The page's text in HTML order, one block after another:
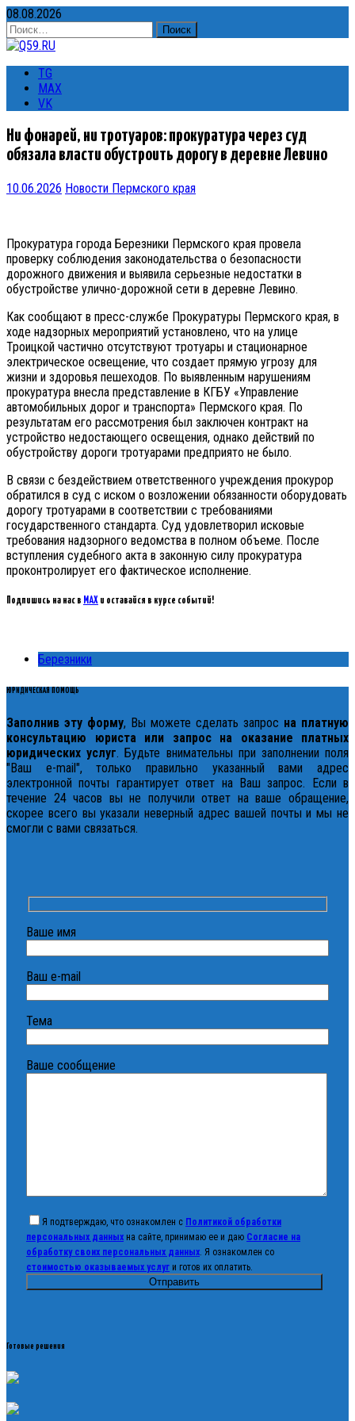
08.08.2026
Найти:
TG
MAX
VK
Ни фонарей, ни тротуаров: прокуратура через суд
обязала власти обустроить дорогу в деревне Левино
10.06.2026 Новости Пермского края
Прокуратура города Березники Пермского края провела
проверку соблюдения законодательства о безопасности
дорожного движения и выявила серьезные недостатки в
обустройстве улично-дорожной сети в деревне Левино.
Как сообщают в пресс-службе Прокуратуры Пермского края, в
ходе надзорных мероприятий установлено, что на улице
Троицкой частично отсутствуют тротуары и стационарное
электрическое освещение, что создает прямую угрозу для
жизни и здоровья пешеходов. По выявленным нарушениям
прокуратура внесла представление в КГБУ «Управление
автомобильных дорог и транспорта» Пермского края. По
результатам его рассмотрения был заключен контракт на
устройство недостающего освещения, однако действий по
обустройству дороги тротуарами предприято не было.
В связи с бездействием ответственного учреждения прокурор
обратился в суд с иском о возложении обязанности оборудовать
дорогу тротуарами в соответствии с требованиями
государственного стандарта. Суд удовлетворил исковые
требования надзорного ведомства в полном объеме. После
вступления судебного акта в законную силу прокуратура
проконтролирует его фактическое исполнение.
Подпишись на нас в MAX и оставайся в курсе событий!
Березники
ЮРИДИЧЕСКАЯ ПОМОЩЬ
Заполнив эту форму, Вы можете сделать запрос на платную
консультацию юриста или запрос на оказание платных
юридических услуг. Будьте внимательны при заполнении поля
"Ваш e-mail", только правильно указанный вами адрес
электронной почты гарантирует ответ на Ваш запрос. Если в
течение 24 часов вы не получили ответ на ваше обращение,
скорее всего вы указали неверный адрес вашей почты и мы не
смогли с вами связаться.
Ваше имя
Ваш e-mail
Тема
Ваше сообщение
Я подтверждаю, что ознакомлен с Политикой обработки
персональных данных на сайте, принимаю ее и даю Согласие на
обработку своих персональных данных . Я ознакомлен со
стоимостью оказываемых услуг и готов их оплатить.
Готовые решения